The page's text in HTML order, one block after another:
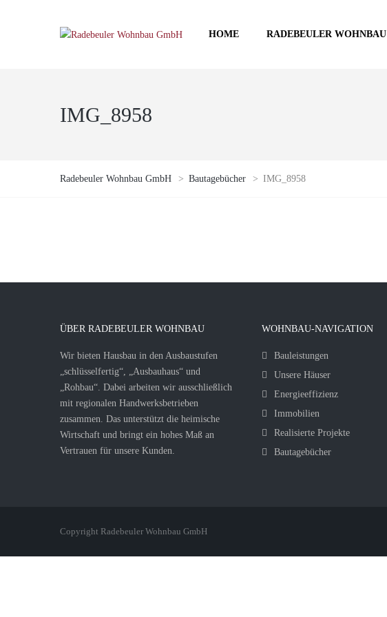
HOME RADEBEULER WOHNBAU
IMG_8958
Radebeuler Wohnbau GmbH > Bautagebücher > IMG_8958
ÜBER RADEBEULER WOHNBAU
Wir bieten Hausbau in den Ausbaustufen
„schlüsselfertig“, „Ausbauhaus“ und
„Rohbau“. Dabei arbeiten wir ausschließlich
mit regionalen Handwerksbetrieben
zusammen. Das unterstützt die heimische
Wirtschaft und bringt ein hohes Maß an
Vertrauen für unsere Kunden.
WOHNBAU-NAVIGATION
Bauleistungen
Unsere Häuser
Energieeffizienz
Immobilien
Realisierte Projekte
Bautagebücher
Copyright Radebeuler Wohnbau GmbH